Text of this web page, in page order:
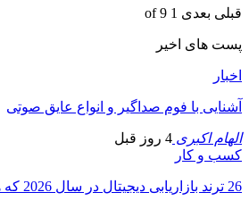
قبلی بعدی 1 of 9
پست های اخیر
اخبار
آشنایی با فوم صداگیر و انواع عایق صوتی
الهام اکبری 4 روز قبل
کسب و کار
26 ترند بازاریابی دیجیتال در سال 2026 که هر کسب‌وکاری…